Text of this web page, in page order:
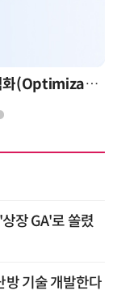
AI 시대의 의사결정을 바꾸는 수리최적화(Optimization): 실제 산업 적용 사례와 활용 전략
장 GA'로 쏠렸
방 기술 개발한다